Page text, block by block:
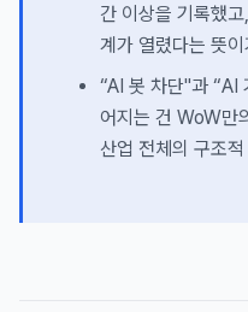
간 이상을 기록했
계가 열렸다는 뜻
“AI 봇 차단"과 “AI
어지는 건 WoW만
산업 전체의 구조